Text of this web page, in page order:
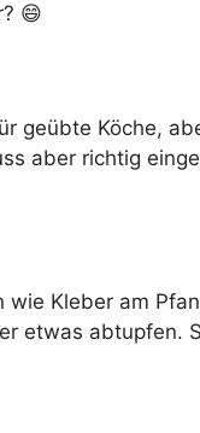
😄
geübte Köche,
aber richtig
Kleber am
etwas abtupfen.